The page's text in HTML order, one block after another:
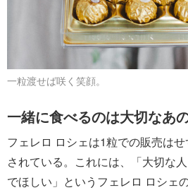
一粒渡せば咲く笑顔。
一緒に食べるのは大切なあ
フェレロ ロシェは1粒での販売は
されている。これには、「大切な
でほしい」というフェレロ ロシェ